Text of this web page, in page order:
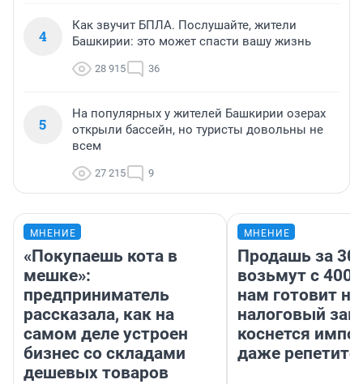
4
Как звучит БПЛА. Послушайте, жители
Башкирии: это может спасти вашу жизнь
28 915 36
5
На популярных у жителей Башкирии озерах
открыли бассейн, но туристы довольны не
всем
27 215 9
МНЕНИЕ
«Покупаешь кота в
мешке»:
предприниматель
рассказала, как на
самом деле устроен
бизнес со складами
дешевых товаров
МНЕНИЕ
Продашь за
возьмут с
нам готовит
налоговый
коснется
даже